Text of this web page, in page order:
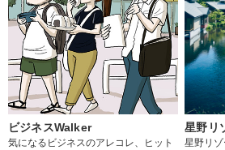
ビジネスWalker
気になるビジネスのアレコレ、ヒット
星野リ
星野リ